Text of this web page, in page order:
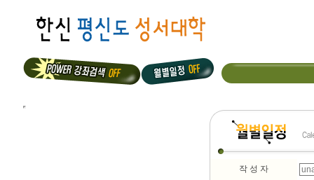
작 성 자